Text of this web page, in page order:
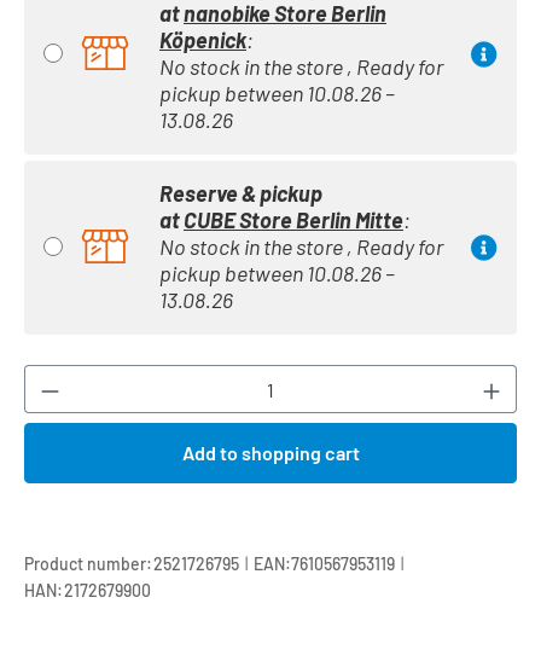
atnanobike Store Berlin
Köpenick:
No stock in the store , Ready for
pickup between 10.08.26 –
13.08.26
Reserve & pickup
atCUBE Store Berlin Mitte:
No stock in the store , Ready for
pickup between 10.08.26 –
13.08.26
Product Quantity: Enter the desired
Add to shopping cart
Product number:2521726795 | EAN:7610567953119 |
HAN:2172679900